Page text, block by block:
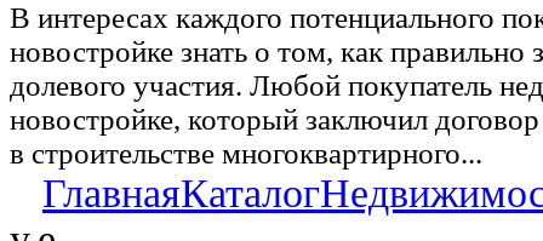
В интересах каждого потенциального
новостройке знать о том, как правильно
долевого участия. Любой покупатель
новостройке, который заключил
в строительстве многоквартирного...
ГлавнаяКаталог